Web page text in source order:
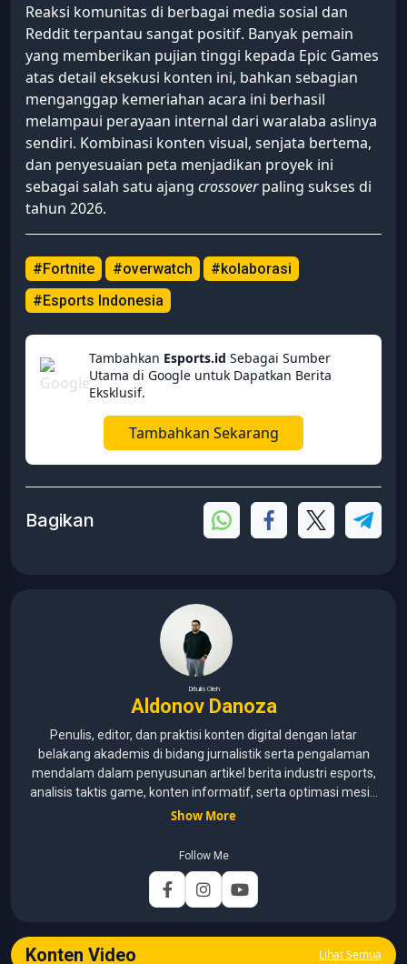
Reaksi komunitas di berbagai media sosial dan
Reddit terpantau sangat positif. Banyak pemain
yang memberikan pujian tinggi kepada Epic Games
atas detail eksekusi konten ini, bahkan sebagian
menganggap kemeriahan acara ini berhasil
melampaui perayaan internal dari waralaba aslinya
sendiri. Kombinasi konten visual, senjata bertema,
dan penyesuaian peta menjadikan proyek ini
sebagai salah satu ajang crossoverpaling sukses di
tahun 2026.
#Fortnite #overwatch
#kolaborasi
#Esports Indonesia
Tambahkan Esports.id Sebagai Sumber
Utama di Google untuk Dapatkan Berita
Eksklusif.
Tambahkan Sekarang
Bagikan
Ditulis Oleh
Aldonov Danoza
Penulis, editor, dan praktisi konten digital dengan latar
belakang akademis di bidang jurnalistik serta pengalaman
mendalam dalam penyusunan artikel berita industri esports,
analisis taktis game, konten informatif, serta optimasi mesin
pencari (SEO) untuk audiens media digital. Lulusan Universitas
mengenai kaidah jurnalistik, etika media, verifikasi informasi,
dan teknik penulisan profesional. Berfokus pada
pengembangan konten yang mengutamakan akurasi,
relevansi, dan analisis mendalam. Memastikan artikel
gameplay, serta verifikasi informasi guna menyajikan liputan
Show More
Follow Me
Konten Video Lihat Semua